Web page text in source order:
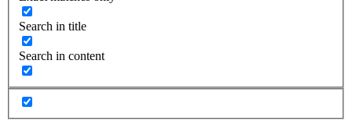
Search in title
Search in content